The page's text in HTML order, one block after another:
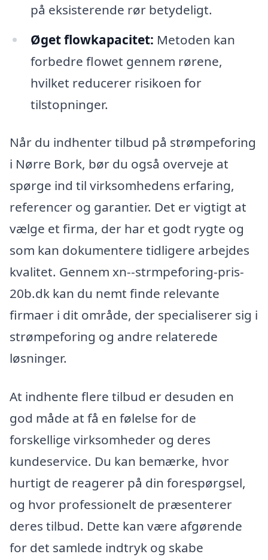
på eksisterende rør betydeligt.
Øget flowkapacitet: Metoden kan
forbedre flowet gennem rørene,
hvilket reducerer risikoen for
tilstopninger.
Når du indhenter tilbud på strømpeforing
i Nørre Bork, bør du også overveje at
spørge ind til virksomhedens erfaring,
referencer og garantier. Det er vigtigt at
vælge et firma, der har et godt rygte og
som kan dokumentere tidligere arbejdes
kvalitet. Gennem xn--strmpeforing-pris-
20b.dk kan du nemt finde relevante
firmaer i dit område, der specialiserer sig i
strømpeforing og andre relaterede
løsninger.
At indhente flere tilbud er desuden en
god måde at få en følelse for de
forskellige virksomheder og deres
kundeservice. Du kan bemærke, hvor
hurtigt de reagerer på din forespørgsel,
og hvor professionelt de præsenterer
deres tilbud. Dette kan være afgørende
for det samlede indtryk og skabe